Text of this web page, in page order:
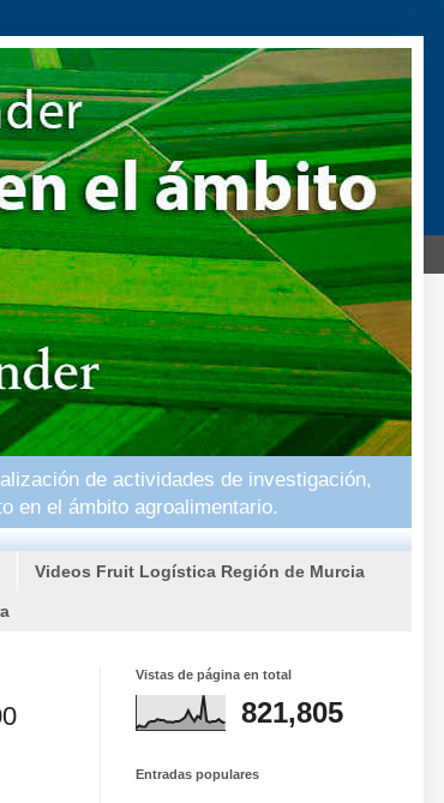
de actividades de investigación,
en el ámbito agroalimentario.
Videos Fruit Logística Región de Murcia
Vistas de página en total
821,805
Entradas populares